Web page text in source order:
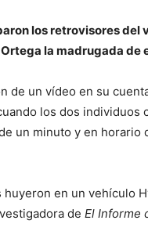
los retrovisores del
la madrugada de
de un vídeo en su
los dos individuos
un minuto y en horario
huyeron en un vehículo
de El Informe